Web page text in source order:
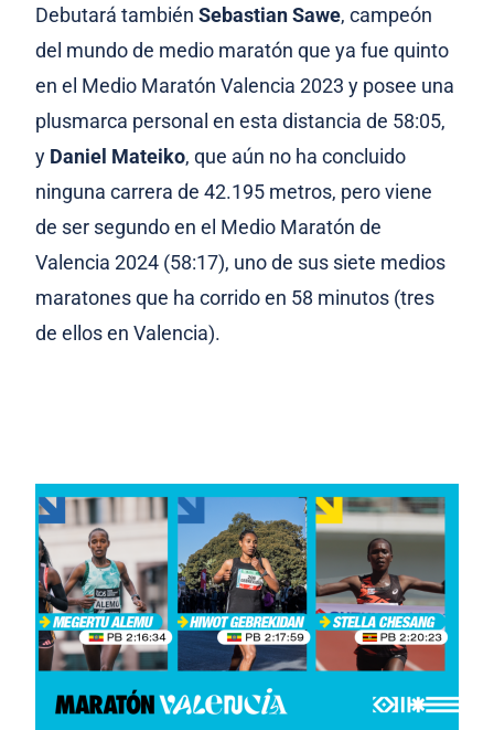
Debutará tambiénSebastian Sawe, campeón
del mundo de medio maratón que ya fue quinto
en el Medio Maratón Valencia 2023 y posee una
plusmarca personal en esta distancia de 58:05,
y Daniel Mateiko, que aún no ha concluido
ninguna carrera de 42.195 metros, pero viene
de ser segundo en el Medio Maratón de
Valencia 2024 (58:17), uno de sus siete medios
maratones que ha corrido en 58 minutos (tres
de ellos en Valencia).